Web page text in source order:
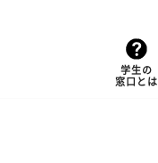
学生の
窓口とは